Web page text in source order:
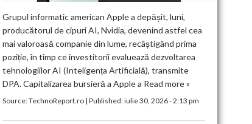
Grupul informatic american Apple a depășit, luni,
producătorul de cipuri AI, Nvidia, devenind astfel cea
mai valoroasă companie din lume, recâștigând prima
poziție, în timp ce investitorii evaluează dezvoltarea
tehnologiilor AI (Inteligența Artificială), transmite
DPA. Capitalizarea bursieră a Apple a Read more »
Source:TechnoReport.ro| Published:iulie 30, 2026 - 2:13 pm